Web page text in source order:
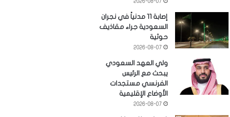
2026-08-07
إصابة 11 مدنياً في نجران
السعودية جراء مقاذيف
حوثية
2026-08-07
ولي العهد السعودي
يبحث مع الرئيس
الفرنسي مستجدات
الأوضاع الإقليمية
2026-08-07